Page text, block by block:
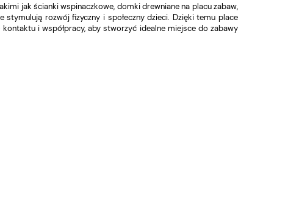
jak ścianki wspinaczkowe, domki drewniane na placu zabaw,
rozwój fizyczny i społeczny dzieci. Dzięki temu place
i współpracy, aby stworzyć idealne miejsce do zabawy